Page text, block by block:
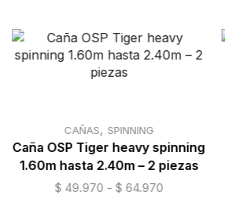
CAÑAS, SPINNING
Caña OSP Tiger heavy spinning
1.60m hasta 2.40m – 2 piezas
$ 49.970 - $ 64.970